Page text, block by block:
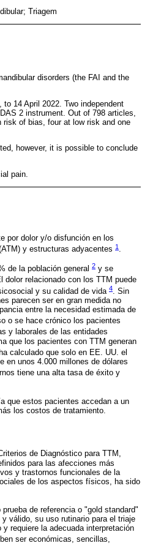
Triagem
disorders (the FAI and the
14 April 2022. Two independent
2 instrument. Out of 798 articles,
risk of bias, four at low risk and one
however, it is possible to conclude
pain.
por dolor y/o disfunción en los
y estructuras adyacentes 1 .
de la población general 2 y se
dolor relacionado con los TTM puede
y su calidad de vida 4. Sin
parecen ser en gran medida no
entre la necesidad estimada de
o se hace crónico los pacientes
y laborales de las entidades
que los pacientes con TTM generan
calculado que solo en EE. UU. el
en unos 4.000 millones de dólares
tiene una alta tasa de éxito y
que estos pacientes accedan a un
los costos de tratamiento.
de Diagnóstico para TTM,
para las afecciones más
y trastornos funcionales de la
de los aspectos físicos, ha sido
de referencia o "gold standard"
válido, su uso rutinario para el triaje
requiere la adecuada interpretación
ser económicas, sencillas,